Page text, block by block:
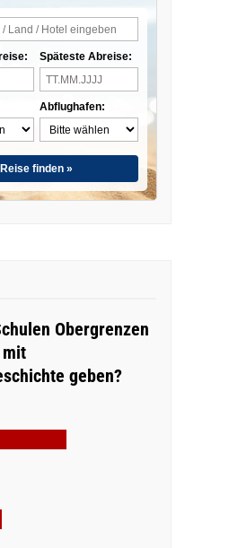
Späteste Abreise:
Abflughafen:
Reise finden »
Obergrenzen
geben?